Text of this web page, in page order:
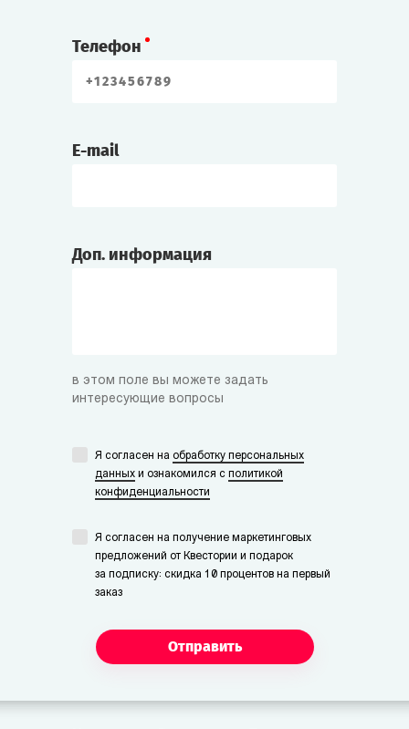
Телефон
E-mail
Доп. информация
в этом поле вы можете задать
интересующие вопросы
Я согласен на обработку персональных
данных и ознакомился с политикой
конфиденциальности
Я согласен на получение маркетинговых
предложений от Квестории и подарок
за подписку: скидка 10 процентов на первый
заказ
Отправить